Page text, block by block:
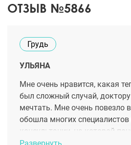
ОТЗЫВ №5866
Грудь
УЛЬЯНА
Мне очень нравится, какая
был сложный случай, доктору
мечтать. Мне очень повезло
обошла многих
консультации, на которой
прошло быстро и легко,